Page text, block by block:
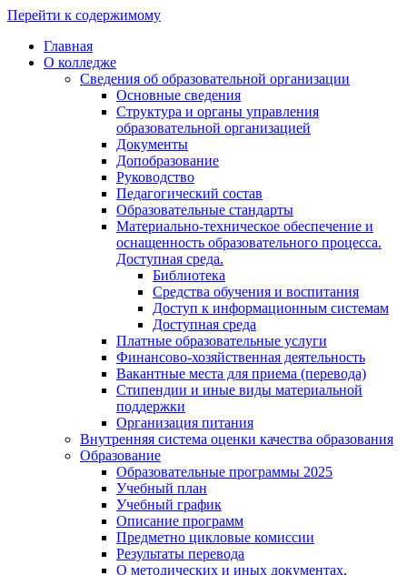
Перейти к содержимому
Главная
О колледже
Сведения об образовательной организации
Основные сведения
Структура и органы управления
образовательной организацией
Документы
Допобразование
Руководство
Педагогический состав
Образовательные стандарты
Материально-техническое обеспечение и
оснащенность образовательного процесса.
Доступная среда.
Библиотека
Средства обучения и воспитания
Доступ к информационным системам
Доступная среда
Платные образовательные услуги
Финансово-хозяйственная деятельность
Вакантные места для приема (перевода)
Стипендии и иные виды материальной
поддержки
Организация питания
Внутренняя система оценки качества образования
Образование
Образовательные программы 2025
Учебный план
Учебный график
Описание программ
Предметно цикловые комиссии
Результаты перевода
О методических и иных документах,